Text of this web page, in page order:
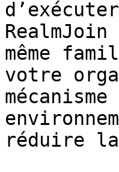
même
votre
réduire